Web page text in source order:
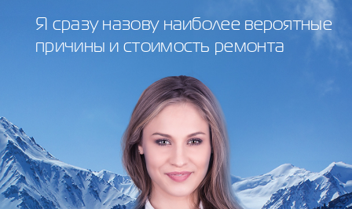
Я сразу назову наиболее вероятные
причины и стоимость ремонта